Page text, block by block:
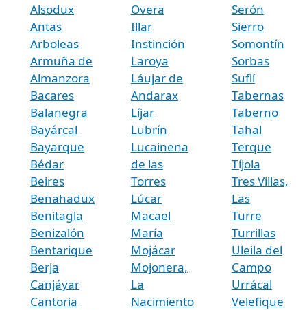
Alsodux
Antas
Arboleas
Armuña de
Almanzora
Bacares
Balanegra
Bayárcal
Bayarque
Bédar
Beires
Benahadux
Benitagla
Benizalón
Bentarique
Berja
Canjáyar
Cantoria
Overa
Illar
Instinción
Laroya
Láujar de
Andarax
Líjar
Lubrín
Lucainena
de las
Torres
Lúcar
Macael
María
Mojácar
Mojonera,
La
Nacimiento
Serón
Sierro
Somontín
Sorbas
Suflí
Tabernas
Taberno
Tahal
Terque
Tíjola
Tres Villas,
Las
Turre
Turrillas
Uleila del
Campo
Urrácal
Velefique